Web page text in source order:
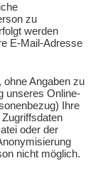
zu
werden
E-Mail-Adresse
Angaben zu
unseres Online-
Ihre
oder der
nicht möglich.